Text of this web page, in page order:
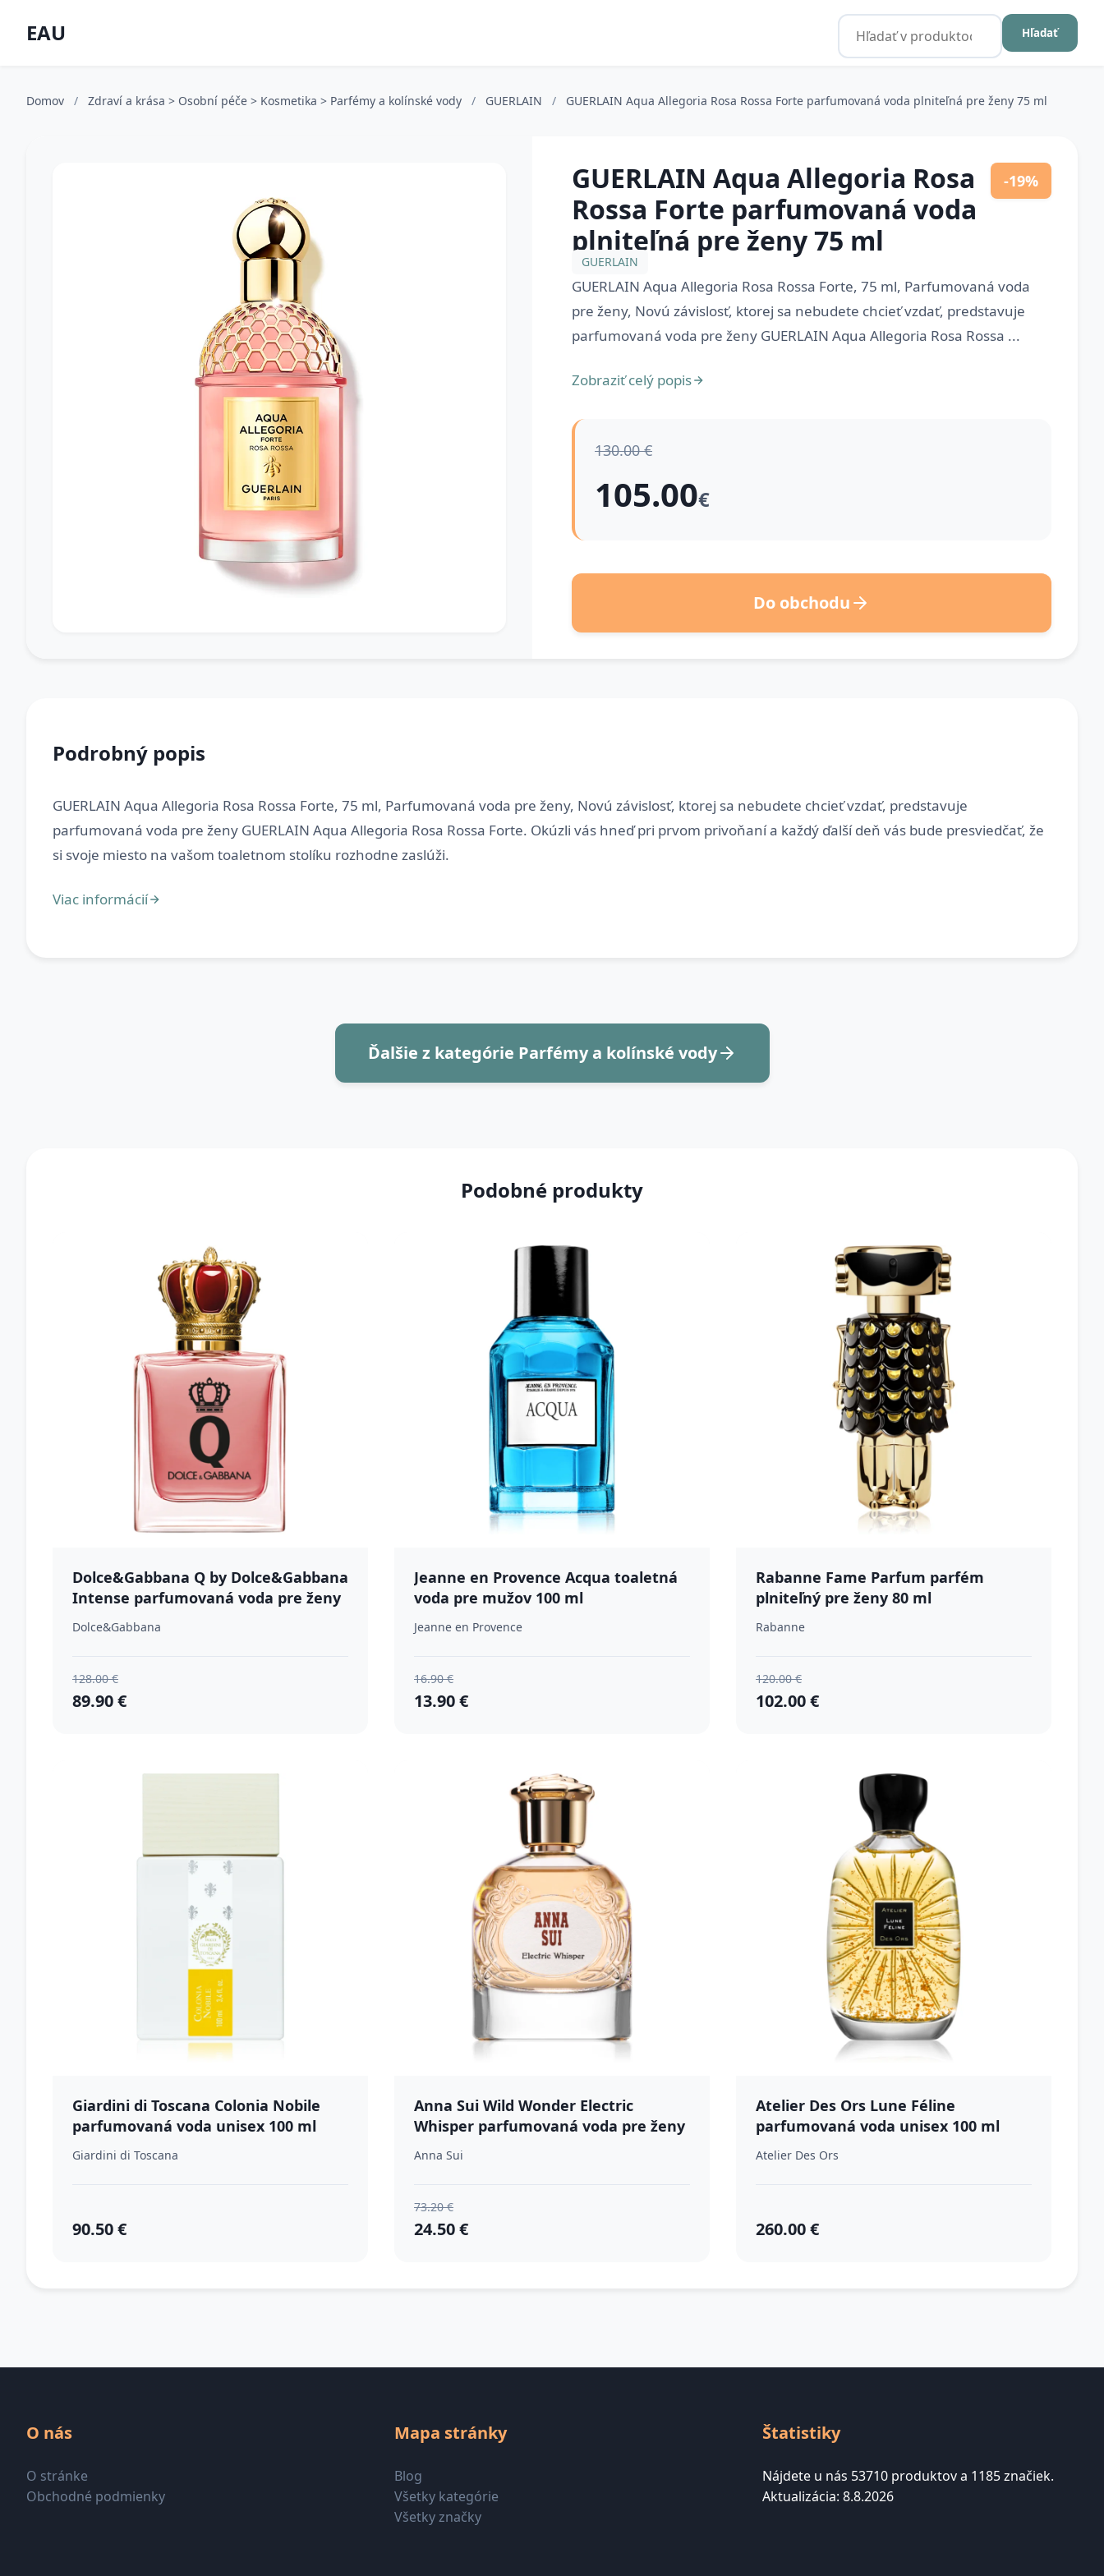
EAU Hľadať
Domov / Zdraví a krása > Osobní péče > Kosmetika > Parfémy a kolínské vody / GUERLAIN / GUERLAIN Aqua Allegoria Rosa Rossa Forte parfumovaná voda plniteľná pre ženy 75 ml
GUERLAIN Aqua Allegoria Rosa
Rossa Forte parfumovaná voda
plniteľná pre ženy 75 ml
-19%
GUERLAIN
GUERLAIN Aqua Allegoria Rosa Rossa Forte, 75 ml, Parfumovaná voda
pre ženy, Novú závislosť, ktorej sa nebudete chcieť vzdať, predstavuje
parfumovaná voda pre ženy GUERLAIN Aqua Allegoria Rosa Rossa ...
Zobraziť celý popis
130.00 €
105.00€
Do obchodu
Podrobný popis
GUERLAIN Aqua Allegoria Rosa Rossa Forte, 75 ml, Parfumovaná voda pre ženy, Novú závislosť, ktorej sa nebudete chcieť vzdať, predstavuje
parfumovaná voda pre ženy GUERLAIN Aqua Allegoria Rosa Rossa Forte. Okúzli vás hneď pri prvom privoňaní a každý ďalší deň vás bude presviedčať, že
Ďalšie z kategórie Parfémy a kolínské vody
Podobné produkty
Dolce&Gabbana Q by Dolce&Gabbana
Intense parfumovaná voda pre ženy
50 ml
Dolce&Gabbana
128.00 €
89.90 €
Jeanne en Provence Acqua toaletná
voda pre mužov 100 ml
Jeanne en Provence
16.90 €
13.90 €
Rabanne Fame Parfum parfém
plniteľný pre ženy 80 ml
Rabanne
120.00 €
102.00 €
Giardini di Toscana Colonia Nobile
parfumovaná voda unisex 100 ml
Giardini di Toscana
90.50 €
Anna Sui Wild Wonder Electric
Whisper parfumovaná voda pre ženy
50 ml
Anna Sui
73.20 €
24.50 €
Atelier Des Ors Lune Féline
parfumovaná voda unisex 100 ml
Atelier Des Ors
260.00 €
O nás
O stránke
Obchodné podmienky
Mapa stránky
Blog
Všetky kategórie
Všetky značky
Štatistiky
Nájdete u nás 53710 produktov a 1185 značiek.
Aktualizácia: 8.8.2026